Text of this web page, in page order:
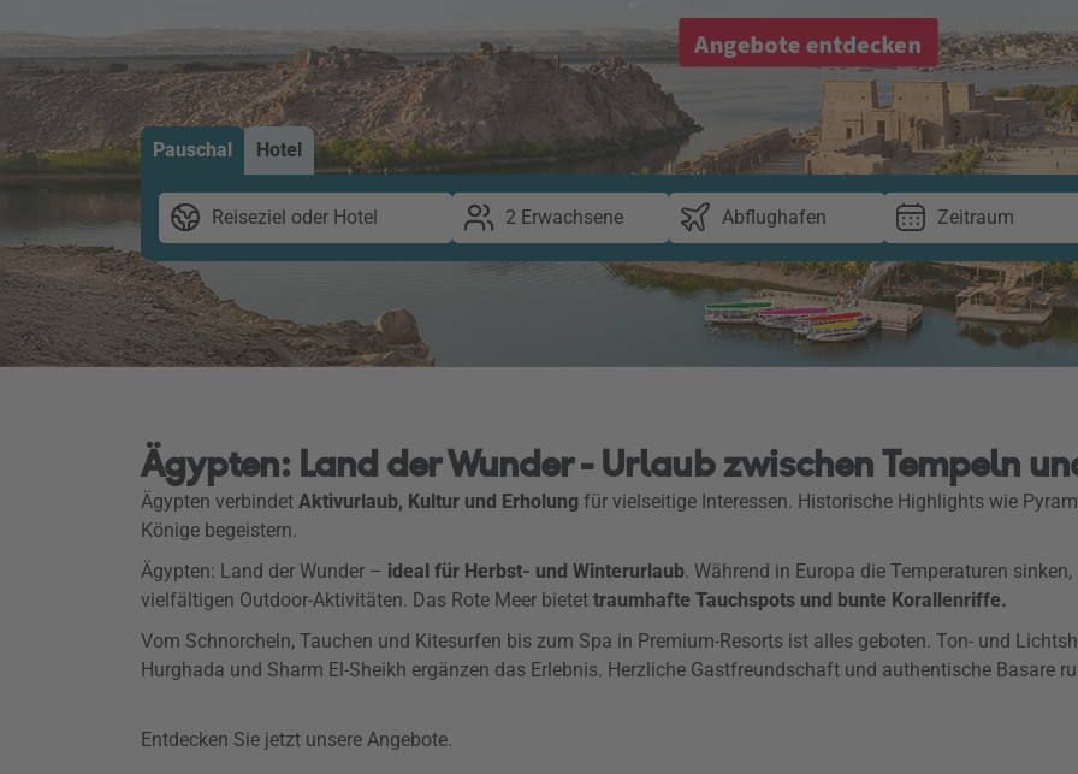
Pauschal Hotel
Reiseziel oder Hotel 2 Erwachsene Abflughafen Zeitraum
Ägypten: Land der Wunder - Urlaub zwischen Tempeln
Ägypten verbindet Aktivurlaub, Kultur und Erholung für vielseitige Interessen. Historische Highlights wie
Könige begeistern.
Ägypten: Land der Wunder – ideal für Herbst- und Winterurlaub. Während in Europa die Temperaturen
vielfältigen Outdoor-Aktivitäten. Das Rote Meer bietet traumhafte Tauchspots und bunte Korallenriffe.
Vom Schnorcheln, Tauchen und Kitesurfen bis zum Spa in Premium-Resorts ist alles geboten. Ton- und
Hurghada und Sharm El-Sheikh ergänzen das Erlebnis. Herzliche Gastfreundschaft und authentische Basare
Entdecken Sie jetzt unsere Angebote.